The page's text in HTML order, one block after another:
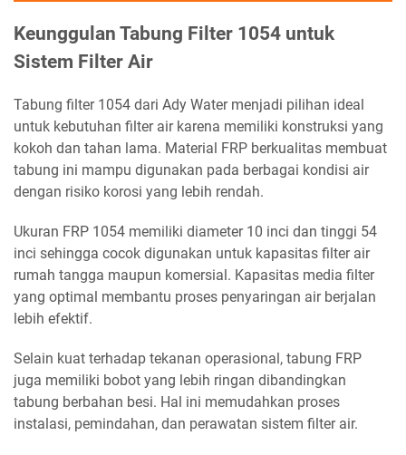
Keunggulan Tabung Filter 1054 untuk
Sistem Filter Air
Tabung filter 1054 dari Ady Water menjadi pilihan ideal
untuk kebutuhan filter air karena memiliki konstruksi yang
kokoh dan tahan lama. Material FRP berkualitas membuat
tabung ini mampu digunakan pada berbagai kondisi air
dengan risiko korosi yang lebih rendah.
Ukuran FRP 1054 memiliki diameter 10 inci dan tinggi 54
inci sehingga cocok digunakan untuk kapasitas filter air
rumah tangga maupun komersial. Kapasitas media filter
yang optimal membantu proses penyaringan air berjalan
lebih efektif.
Selain kuat terhadap tekanan operasional, tabung FRP
juga memiliki bobot yang lebih ringan dibandingkan
tabung berbahan besi. Hal ini memudahkan proses
instalasi, pemindahan, dan perawatan sistem filter air.